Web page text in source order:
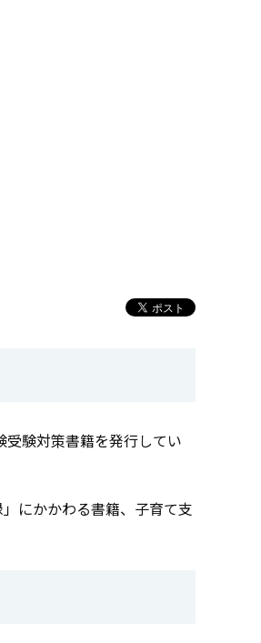
験対策書籍を発行してい
にかかわる書籍、子育て支